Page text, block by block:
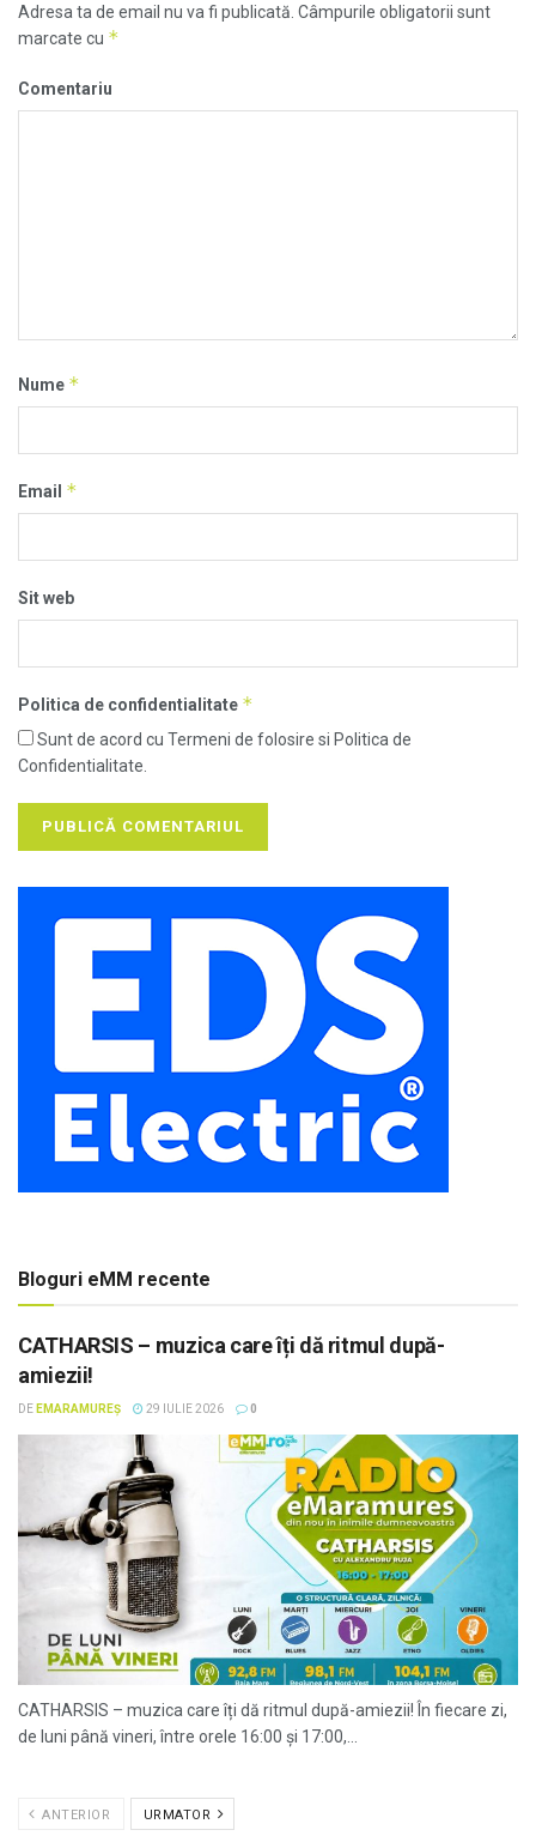
Adresa ta de email nu va fi publicată. Câmpurile obligatorii sunt
marcate cu *
Comentariu
Nume *
Email *
Sit web
Politica de confidentialitate *
Sunt de acord cu Termeni de folosire si Politica de
Confidentialitate.
Bloguri eMM recente
CATHARSIS – muzica care îți dă ritmul după-
amiezii!
DE EMARAMUREȘ 29 IULIE 2026 0
CATHARSIS – muzica care îți dă ritmul după-amiezii! În fiecare zi,
de luni până vineri, între orele 16:00 și 17:00,...
ANTERIOR URMATOR